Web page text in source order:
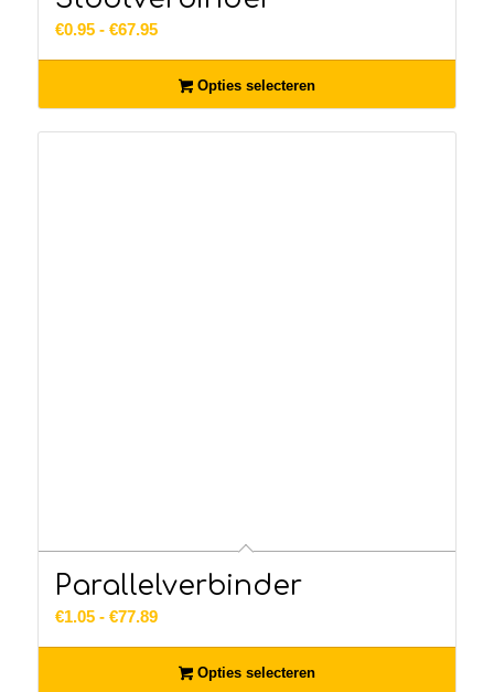
€0.95 - €67.95Prijsklasse:
€67.95
Opties selecteren
Parallelverbinder
€1.05 - €77.89Prijsklasse:
Opties selecteren